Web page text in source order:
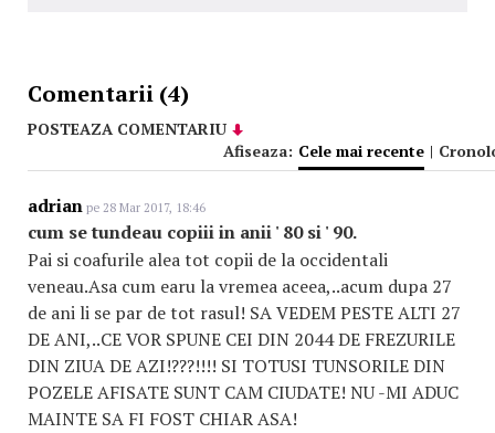
Comentarii (4)
POSTEAZA COMENTARIU
Afiseaza: Cele mai recente |
adrian pe 28 Mar 2017, 18:46
cum se tundeau copiii in anii ' 80 si ' 90.
Pai si coafurile alea tot copii de la occidentali
veneau.Asa cum earu la vremea aceea,..acum dupa 27
de ani li se par de tot rasul! SA VEDEM PESTE ALTI 27
DE ANI,..CE VOR SPUNE CEI DIN 2044 DE FREZURILE
DIN ZIUA DE AZI!???!!!! SI TOTUSI TUNSORILE DIN
POZELE AFISATE SUNT CAM CIUDATE! NU -MI ADUC
MAINTE SA FI FOST CHIAR ASA!